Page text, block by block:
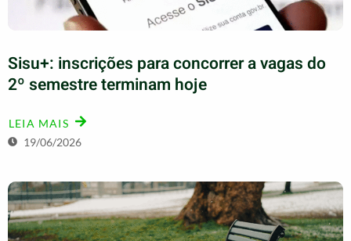
Sisu+: inscrições para concorrer a vagas do
2º semestre terminam hoje
LEIA MAIS
19/06/2026